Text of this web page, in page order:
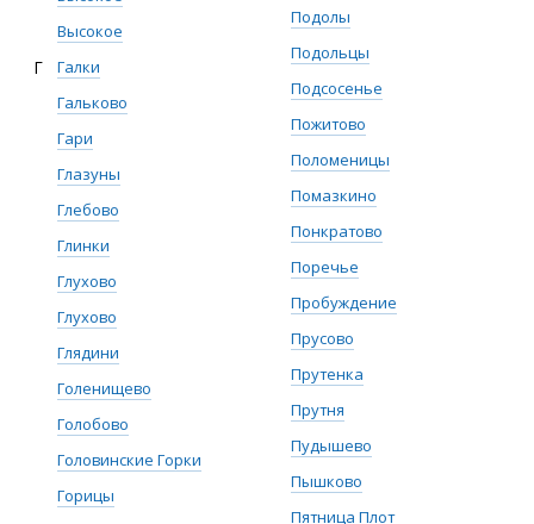
Высокое
Г
Галки
Гальково
Гари
Глазуны
Глебово
Глинки
Глухово
Глухово
Глядини
Голенищево
Голобово
Головинские Горки
Горицы
Подолы
Подольцы
Подсосенье
Пожитово
Поломеницы
Помазкино
Понкратово
Поречье
Пробуждение
Прусово
Прутенка
Прутня
Пудышево
Пышково
Пятница Плот